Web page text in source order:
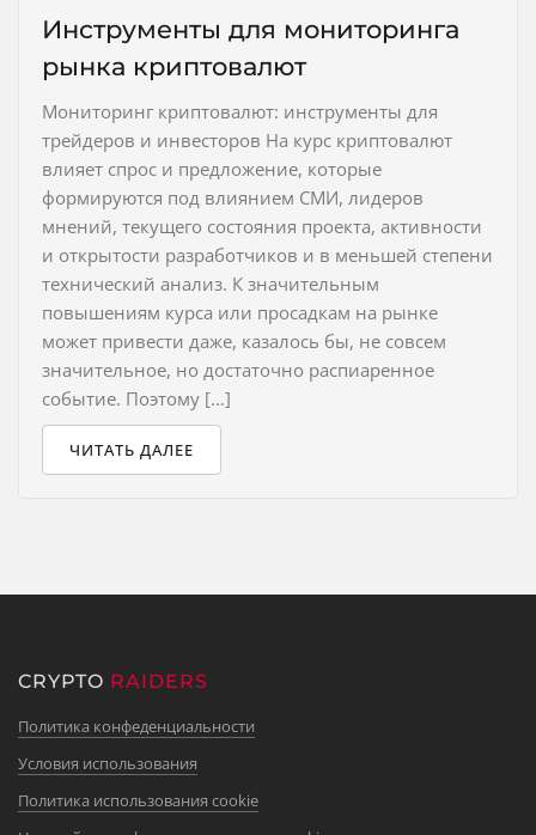
Инструменты для мониторинга
рынка криптовалют
Мониторинг криптовалют: инструменты для
трейдеров и инвесторов На курс криптовалют
влияет спрос и предложение, которые
формируются под влиянием СМИ, лидеров
мнений, текущего состояния проекта, активности
и открытости разработчиков и в меньшей степени
технический анализ. К значительным
повышениям курса или просадкам на рынке
может привести даже, казалось бы, не совсем
значительное, но достаточно распиаренное
событие. Поэтому […]
ЧИТАТЬ ДАЛЕЕ
CRYPTO RAIDERS
Политика конфеденциальности
Условия использования
Политика использования cookie